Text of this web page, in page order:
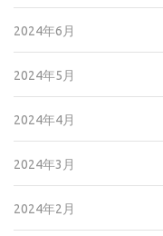
2024年6月
2024年5月
2024年4月
2024年3月
2024年2月